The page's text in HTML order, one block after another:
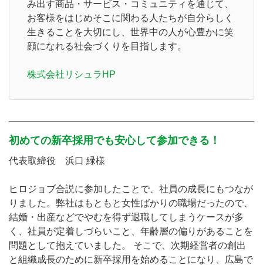
み出す商品・サービス・コミュニティを通じて、
お客様をはじめそこに関わる人たちが自分らしく
生きることを大切にし、世界中の人が心豊かに笑
顔になれる社会づくりを目指します。
株式会社リシュラHP
初めての新卒採用でも安心して参加できる！
代表取締役 浜口 緑様
ヒロジョブ合説に参加したことで、社員の成長にもつなが
りました。弊社はもともと女性ばかりの職場だったので、
結婚・出産などでやむを得ず退職してしまうケースが多
く、社員が定着しづらいこと、年齢層の偏りがあることを
問題として抱えていました。 そこで、次期経営者の創出
と組織成長のために新卒採用を始めることになり、広島で